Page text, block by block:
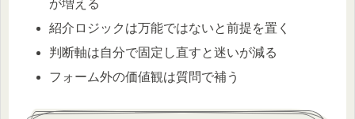
が増える
紹介ロジックは万能ではないと前提を置く
判断軸は自分で固定し直すと迷いが減る
フォーム外の価値観は質問で補う